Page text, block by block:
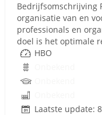
Bedrijfsomschrijving
organisatie van en
professionals en
doel is het optimale
HBO
Laatste update: